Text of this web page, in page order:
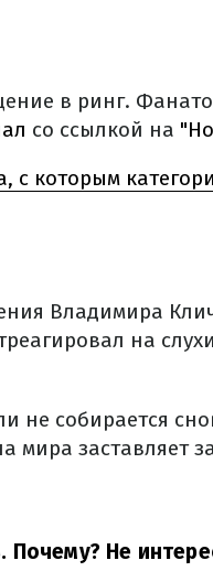
в ринг.
со ссылкой на
с которым
Владимира
на
не собирается
заставляет
Почему? Не